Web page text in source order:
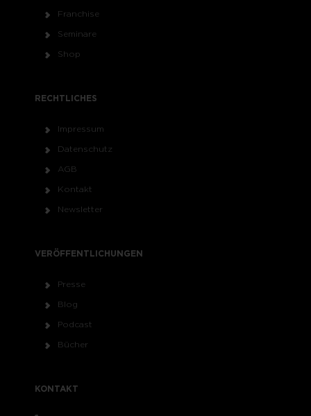
Franchise
Seminare
Shop
RECHTLICHES
Impressum
Datenschutz
AGB
Kontakt
Newsletter
VERÖFFENTLICHUNGEN
Presse
Blog
Podcast
Bücher
KONTAKT